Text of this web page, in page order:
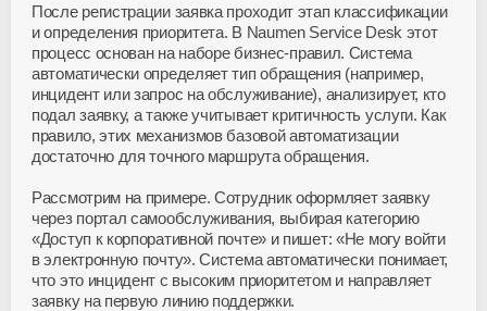
После регистрации заявка проходит этап классификации
и определения приоритета. В Naumen Service Desk этот
процесс основан на наборе бизнес-правил. Система
автоматически определяет тип обращения (например,
инцидент или запрос на обслуживание), анализирует, кто
подал заявку, а также учитывает критичность услуги. Как
правило, этих механизмов базовой автоматизации
достаточно для точного маршрута обращения.
Рассмотрим на примере. Сотрудник оформляет заявку
через портал самообслуживания, выбирая категорию
«Доступ к корпоративной почте» и пишет: «Не могу войти
в электронную почту». Система автоматически понимает,
что это инцидент с высоким приоритетом и направляет
заявку на первую линию поддержки.